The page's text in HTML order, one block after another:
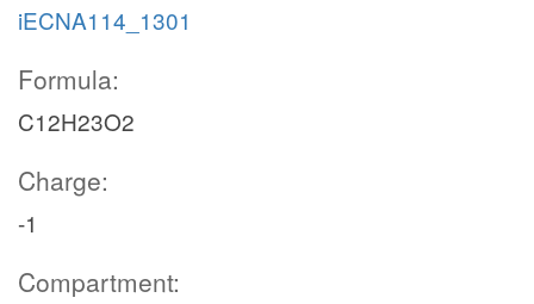
iECNA114_1301
Formula:
C12H23O2
Charge:
-1
Compartment: